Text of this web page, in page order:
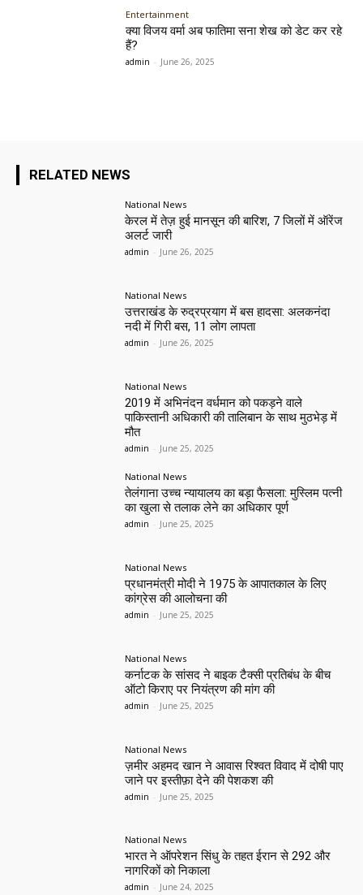
Entertainment
क्या विजय वर्मा अब फातिमा सना शेख को डेट कर रहे
हैं?
admin - June 26, 2025
RELATED NEWS
National News
केरल में तेज़ हुई मानसून की बारिश, 7 जिलों में ऑरेंज
अलर्ट जारी
admin - June 26, 2025
National News
उत्तराखंड के रुद्रप्रयाग में बस हादसा: अलकनंदा
नदी में गिरी बस, 11 लोग लापता
admin - June 26, 2025
National News
2019 में अभिनंदन वर्धमान को पकड़ने वाले
पाकिस्तानी अधिकारी की तालिबान के साथ मुठभेड़ में
मौत
admin - June 25, 2025
National News
तेलंगाना उच्च न्यायालय का बड़ा फैसला: मुस्लिम पत्नी
का खुला से तलाक लेने का अधिकार पूर्ण
admin - June 25, 2025
National News
प्रधानमंत्री मोदी ने 1975 के आपातकाल के लिए
कांग्रेस की आलोचना की
admin - June 25, 2025
National News
कर्नाटक के सांसद ने बाइक टैक्सी प्रतिबंध के बीच
ऑटो किराए पर नियंत्रण की मांग की
admin - June 25, 2025
National News
ज़मीर अहमद खान ने आवास रिश्वत विवाद में दोषी पाए
जाने पर इस्तीफ़ा देने की पेशकश की
admin - June 25, 2025
National News
भारत ने ऑपरेशन सिंधु के तहत ईरान से 292 और
नागरिकों को निकाला
admin - June 24, 2025